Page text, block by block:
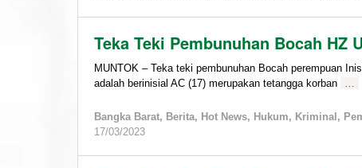
BABAR
11/10/2024
admin
Teka Teki Pembunuhan Bocah HZ
MUNTOK – Teka teki pembunuhan Bocah perempuan
adalah berinisial AC (17) merupakan tetangga korban
Bangka Barat, Berita, Hot News, Hukum, Kriminal ,
17/03/2023